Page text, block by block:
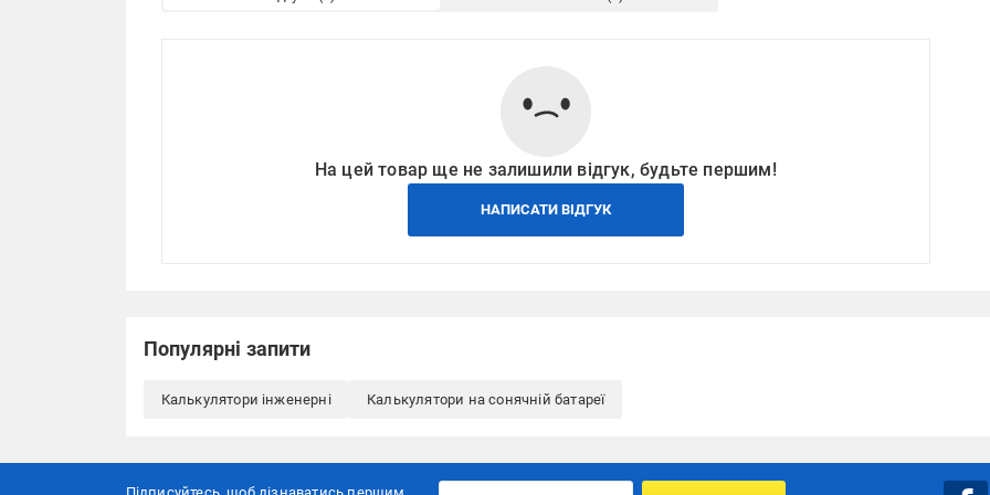
На цей товар ще не залишили відгук, будьте першим!
НАПИСАТИ ВІДГУК
Популярні запити
Калькулятори інженерні Калькулятори на сонячній батареї